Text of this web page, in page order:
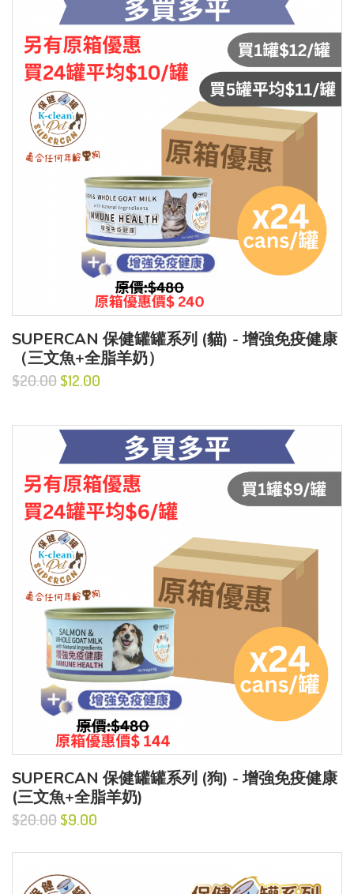
SUPERCAN 保健罐罐系列 (貓) - 增強免疫健康
（三文魚+全脂羊奶）
$20.00 $12.00
SUPERCAN 保健罐罐系列 (狗) - 增強免疫健康
(三文魚+全脂羊奶)
$20.00 $9.00